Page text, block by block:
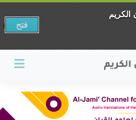
الكريم
فتح